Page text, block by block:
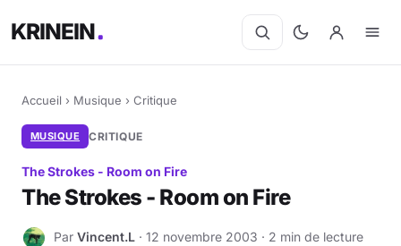
KRINEIN
Accueil › Musique › Critique
MUSIQUE CRITIQUE
The Strokes - Room on Fire
The Strokes - Room on Fire
V Par Vincent.L · 12 novembre 2003 · 2 min de lecture